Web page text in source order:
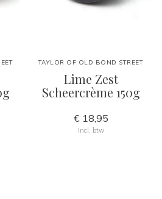
TAYLOR OF OLD BOND STREET
Lime Zest
Scheercrème 150g
€ 18,95
Incl. btw